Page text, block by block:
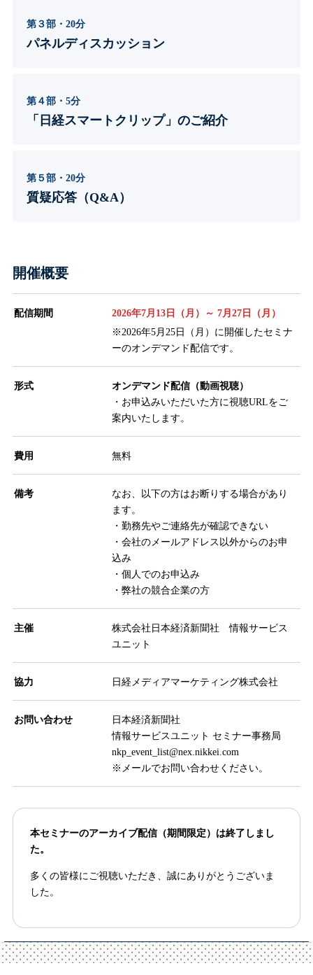
第３部・20分
パネルディスカッション
第４部・5分
「日経スマートクリップ」のご紹介
第５部・20分
質疑応答（Q&A）
開催概要
配信期間
2026年7月13日（月）～ 7月27日（月）
※2026年5月25日（月）に開催したセミナ
ーのオンデマンド配信です。
形式
オンデマンド配信（動画視聴）
・お申込みいただいた方に視聴URLをご
案内いたします。
費用 無料
備考
なお、以下の方はお断りする場合があり
ます。
・勤務先やご連絡先が確認できない
・会社のメールアドレス以外からのお申
込み
・個人でのお申込み
・弊社の競合企業の方
主催
株式会社日本経済新聞社 情報サービス
ユニット
協力 日経メディアマーケティング株式会社
お問い合わせ
日本経済新聞社
情報サービスユニット セミナー事務局
nkp_event_list@nex.nikkei.com
※メールでお問い合わせください。
本セミナーのアーカイブ配信（期間限定）は終了しまし
た。
多くの皆様にご視聴いただき、誠にありがとうございま
した。